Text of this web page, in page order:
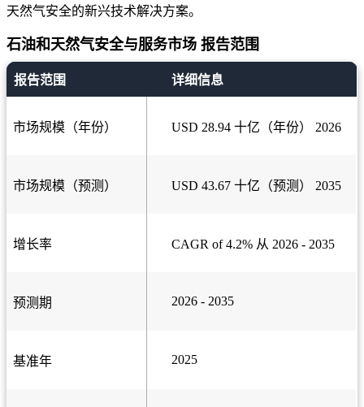
天然气安全的新兴技术解决方案。
石油和天然气安全与服务市场 报告范围
报告范围 详细信息
市场规模（年份） USD 28.94 十亿（年份） 2026
市场规模（预测） USD 43.67 十亿（预测） 2035
增长率 CAGR of 4.2% 从 2026 - 2035
预测期 2026 - 2035
基准年 2025